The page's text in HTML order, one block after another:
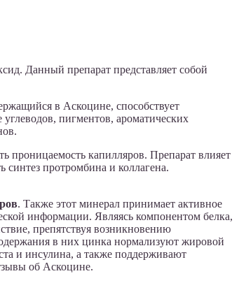
Данный препарат представляет собой
в Аскоцине, способствует
пигментов, ароматических
проницаемость капилляров. Препарат влияет
протромбина и коллагена.
. Также этот минерал принимает активное
информации. Являясь компонентом белка,
препятствуя возникновению
в них цинка нормализуют жировой
и инсулина, а также поддерживают
об Аскоцине.